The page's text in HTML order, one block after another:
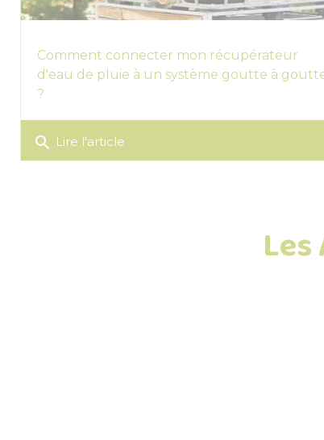
Comment connecter mon récupérateur
d'eau de pluie à un système goutte à
?
search Lire l'article